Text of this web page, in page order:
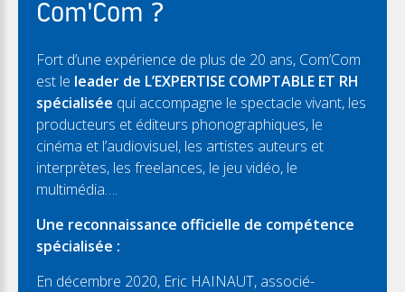
Com'Com ?
Fort d’une expérience de plus de 20 ans, Com’Com
est le leader de L’EXPERTISE COMPTABLE ET RH
spécialisée qui accompagne le spectacle vivant, les
producteurs et éditeurs phonographiques, le
cinéma et l’audiovisuel, les artistes auteurs et
interprètes, les freelances, le jeu vidéo, le
multimédia….
Une reconnaissance officielle de compétence
spécialisée :
En décembre 2020, Eric HAINAUT, associé-